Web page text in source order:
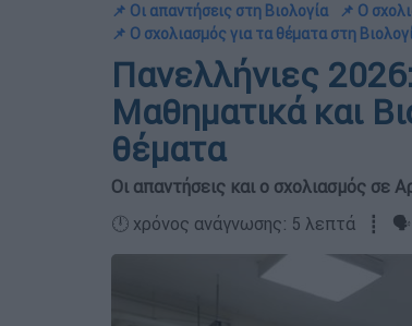
📌 Οι απαντήσεις στη Βιολογία
📌 Ο
📌 Ο σχολιασμός για τα θέματα στη
Πανελλήνιες
Μαθηματικά και
θέματα
Οι απαντήσεις και ο σχολιασμός σε
🕛 χρόνος ανάγνωσης: 5 λεπτά ┋ 🗣️